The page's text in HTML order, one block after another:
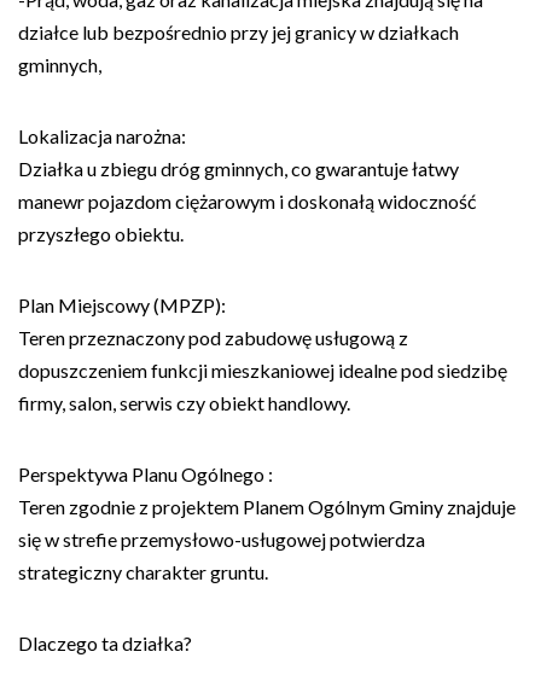
działce lub bezpośrednio przy jej granicy w działkach
gminnych,
Lokalizacja narożna:
Działka u zbiegu dróg gminnych, co gwarantuje łatwy
manewr pojazdom ciężarowym i doskonałą widoczność
przyszłego obiektu.
Plan Miejscowy (MPZP):
Teren przeznaczony pod zabudowę usługową z
dopuszczeniem funkcji mieszkaniowej idealne pod siedzibę
firmy, salon, serwis czy obiekt handlowy.
Perspektywa Planu Ogólnego :
Teren zgodnie z projektem Planem Ogólnym Gminy znajduje
się w strefie przemysłowo-usługowej potwierdza
strategiczny charakter gruntu.
Dlaczego ta działka?